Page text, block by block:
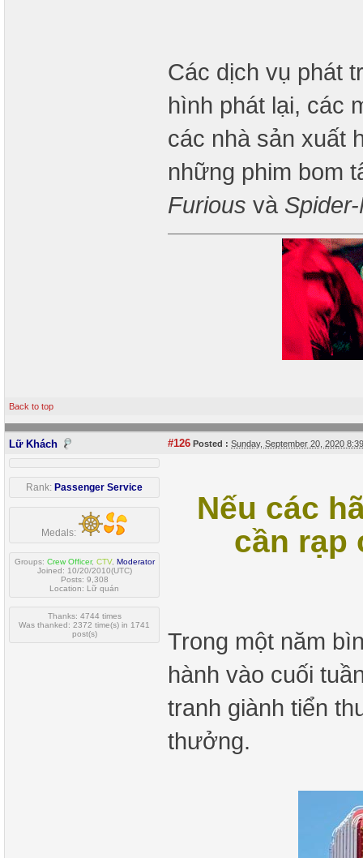
Các dịch vụ phát
hình phát lại, các
các nhà sản xuất
những phim bom
Furious và
Back to top
Lữ Khách #126 Posted : Sunday, September 20, 2020
Rank: Passenger Service
Medals:
Groups: Crew Officer, CTV, Moderator
Joined: 10/20/2010(UTC)
Posts: 9,308
Location: Lữ quán
Thanks: 4744 times
Was thanked: 2372 time(s) in 1741
post(s)
Nếu các
cần rạp
Trong một năm
hành vào cuối
tranh giành tiển
thưởng.